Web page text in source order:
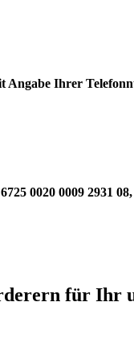
Angabe Ihrer
0020 0009 2931 08,
für Ihr